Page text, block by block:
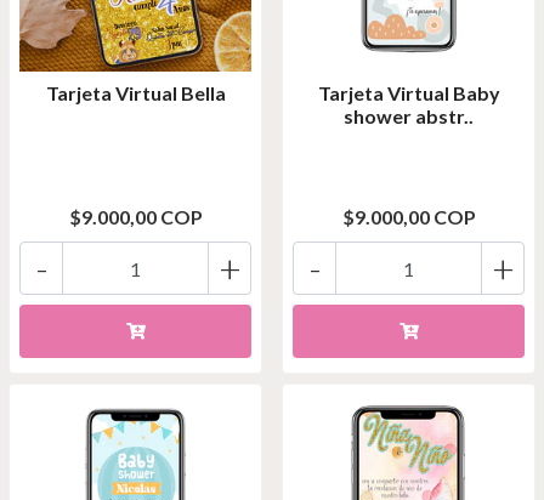
Tarjeta Virtual Bella
$9.000,00 COP
+
-
Tarjeta Virtual Baby
shower abstr..
$9.000,00 COP
+
-